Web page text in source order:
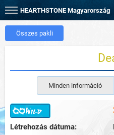
HEARTHSTONE Magyarország
Összes pakli
Minden információ
Létrehozás dátuma: